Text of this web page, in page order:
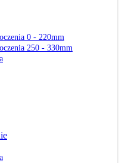
0 - 220mm
250 - 330mm